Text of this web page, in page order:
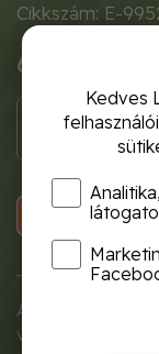
Cikkszám: E-
680 Ft
A Garden Flow
választás
Kedves